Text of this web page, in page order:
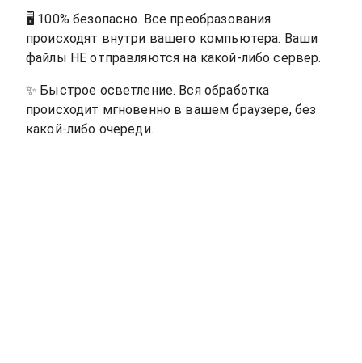
🖥 100% безопасно. Все преобразования
происходят внутри вашего компьютера. Ваши
файлы НЕ отправляются на какой-либо сервер.
✨ Быстрое осветление. Вся обработка
происходит мгновенно в вашем браузере, без
какой-либо очереди.